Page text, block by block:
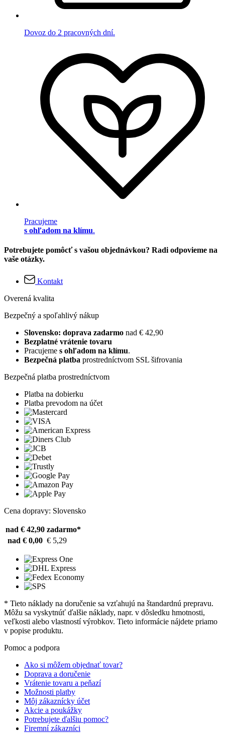
Dovoz do 2 pracovných dní.
Pracujeme
s ohľadom na klímu.
Potrebujete pomôcť s vašou objednávkou? Radi odpovieme na
vaše otázky.
Kontakt
Overená kvalita
Bezpečný a spoľahlivý nákup
Slovensko: doprava zadarmo nad € 42,90
Bezplatné vrátenie tovaru
Pracujeme s ohľadom na klímu.
Bezpečná platba prostredníctvom SSL šifrovania
Bezpečná platba prostredníctvom
Platba na dobierku
Platba prevodom na účet
Cena dopravy: Slovensko
nad € 42,90 zadarmo*
nad € 0,00 € 5,29
* Tieto náklady na doručenie sa vzťahujú na štandardnú prepravu.
Môžu sa vyskytnúť ďalšie náklady, napr. v dôsledku hmotnosti,
veľkosti alebo vlastností výrobkov. Tieto informácie nájdete priamo
v popise produktu.
Pomoc a podpora
Ako si môžem objednať tovar?
Doprava a doručenie
Vrátenie tovaru a peňazí
Možnosti platby
Môj zákaznícky účet
Akcie a poukážky
Potrebujete ďalšiu pomoc?
Firemní zákazníci